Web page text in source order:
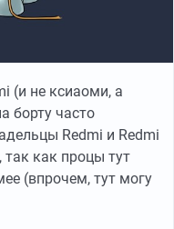
(и не ксиаоми, а
борту часто
Redmi и Redmi
так как процы тут
(впрочем, тут могу